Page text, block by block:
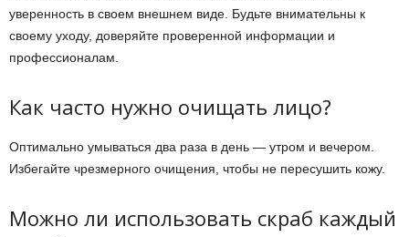
уверенность в своем внешнем виде. Будьте внимательны к
своему уходу, доверяйте проверенной информации и
профессионалам.
Как часто нужно очищать лицо?
Оптимально умываться два раза в день — утром и вечером.
Избегайте чрезмерного очищения, чтобы не пересушить кожу.
Можно ли использовать скраб каждый